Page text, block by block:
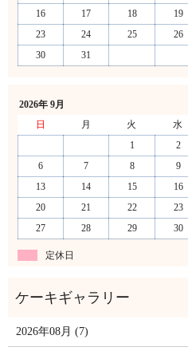
16
17 18 19
23
24 25 26
30
31
2026年 9月
日
月 火 水
1
2
6
7 8 9
13
14 15 16
20
21 22 23
27
28 29 30
定休日
2026年08月 (7)